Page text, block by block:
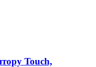
Touch,